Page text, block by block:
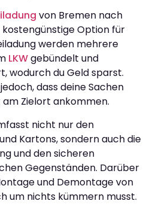
von Bremen nach
Option für
werden mehrere
LKWgebündelt und
wodurch du Geld sparst.
dass deine Sachen
Zielort ankommen.
nicht nur den
Kartons, sondern auch die
und den sicheren
Gegenständen. Darüber
und Demontage von
um nichts kümmern musst.